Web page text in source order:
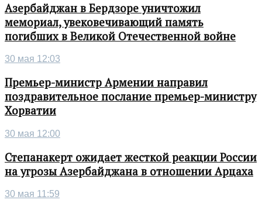
Азербайджан в Бердзоре уничтожил
мемориал, увековечивающий память
погибших в Великой Отечественной войне
30 мая 12:03
Премьер-министр Армении направил
поздравительное послание премьер-министру
Хорватии
30 мая 12:00
Степанакерт ожидает жесткой реакции России
на угрозы Азербайджана в отношении Арцаха
30 мая 11:59